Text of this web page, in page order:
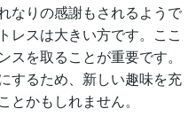
なりの感謝もされるようで
レスは大きい方です。ここ
を取ることが重要です。
するため、新しい趣味を充
かもしれません。